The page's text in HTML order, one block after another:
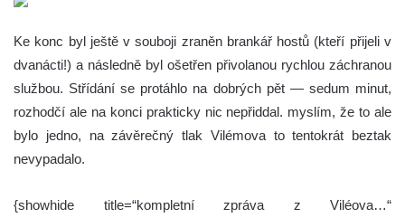
Ke konc byl ještě v souboji zraněn brankář hostů (kteří přijeli v
dvanácti!) a následně byl ošetřen přivolanou rychlou záchranou
službou. Střídání se protáhlo na dobrých pět — sedum minut,
rozhodčí ale na konci prakticky nic nepřiddal. myslím, že to ale
bylo jedno, na závěrečný tlak Vilémova to tentokrát beztak
nevypadalo.
{showhide title=“kompletní zpráva z Viléova…“